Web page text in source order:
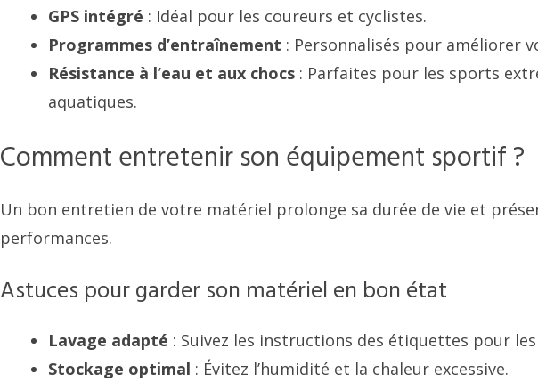
GPS intégré : Idéal pour les coureurs et cyclistes.
Programmes d’entraînement : Personnalisés pour améliorer
Résistance à l’eau et aux chocs : Parfaites pour les sports
aquatiques.
Comment entretenir son équipement sportif ?
Un bon entretien de votre matériel prolonge sa durée de vie et
performances.
Astuces pour garder son matériel en bon état
Lavage adapté : Suivez les instructions des étiquettes pour
Stockage optimal : Évitez l’humidité et la chaleur excessive.